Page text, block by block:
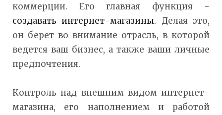
коммерции. Его главная функция -
создавать интернет-магазины. Делая это,
он берет во внимание отрасль, в которой
ведется ваш бизнес, а также ваши личные
предпочтения.
Контроль над внешним видом интернет-
магазина, его наполнением и работой